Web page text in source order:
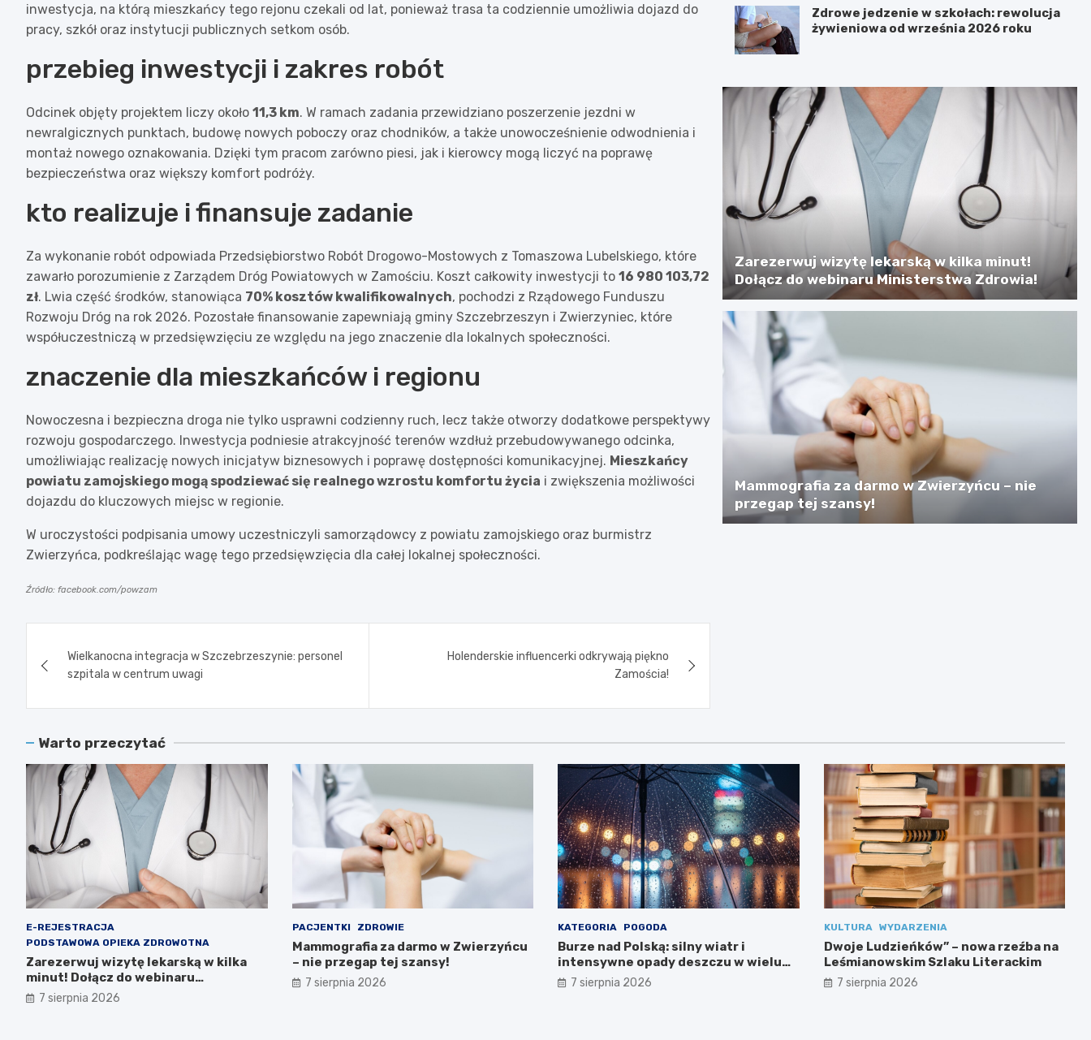
inwestycja, na którą mieszkańcy tego rejonu czekali od lat, ponieważ trasa ta codziennie umożliwia dojazd do
pracy, szkół oraz instytucji publicznych setkom osób.
przebieg inwestycji i zakres robót
Odcinek objęty projektem liczy około 11,3 km. W ramach zadania przewidziano poszerzenie jezdni w
newralgicznych punktach, budowę nowych poboczy oraz chodników, a także unowocześnienie odwodnienia i
montaż nowego oznakowania. Dzięki tym pracom zarówno piesi, jak i kierowcy mogą liczyć na poprawę
bezpieczeństwa oraz większy komfort podróży.
kto realizuje i finansuje zadanie
Za wykonanie robót odpowiada Przedsiębiorstwo Robót Drogowo-Mostowych z Tomaszowa Lubelskiego, które
zawarło porozumienie z Zarządem Dróg Powiatowych w Zamościu. Koszt całkowity inwestycji to 16 980 103,72
zł. Lwia część środków, stanowiąca 70% kosztów kwalifikowalnych, pochodzi z Rządowego Funduszu
Rozwoju Dróg na rok 2026. Pozostałe finansowanie zapewniają gminy Szczebrzeszyn i Zwierzyniec, które
współuczestniczą w przedsięwzięciu ze względu na jego znaczenie dla lokalnych społeczności.
znaczenie dla mieszkańców i regionu
Nowoczesna i bezpieczna droga nie tylko usprawni codzienny ruch, lecz także otworzy dodatkowe perspektywy
rozwoju gospodarczego. Inwestycja podniesie atrakcyjność terenów wzdłuż przebudowywanego odcinka,
umożliwiając realizację nowych inicjatyw biznesowych i poprawę dostępności komunikacyjnej. Mieszkańcy
powiatu zamojskiego mogą spodziewać się realnego wzrostu komfortu życia i zwiększenia możliwości
dojazdu do kluczowych miejsc w regionie.
W uroczystości podpisania umowy uczestniczyli samorządowcy z powiatu zamojskiego oraz burmistrz
Zwierzyńca, podkreślając wagę tego przedsięwzięcia dla całej lokalnej społeczności.
Źródło: facebook.com/powzam
wpisu
Wielkanocna integracja w Szczebrzeszynie: personel
szpitala w centrum uwagi
Holenderskie influencerki odkrywają piękno
Zamościa!
Zdrowe jedzenie w szkołach: rewolucja
żywieniowa od września 2026 roku
Zarezerwuj wizytę lekarską w kilka minut!
Dołącz do webinaru Ministerstwa Zdrowia!
Mammografia za darmo w Zwierzyńcu – nie
przegap tej szansy!
Warto przeczytać
E-REJESTRACJA
PODSTAWOWA OPIEKA ZDROWOTNA
Zarezerwuj wizytę lekarską w kilka
minut! Dołącz do webinaru
Ministerstwa Zdrowia!
7 sierpnia 2026
PACJENTKI ZDROWIE
Mammografia za darmo w Zwierzyńcu
– nie przegap tej szansy!
7 sierpnia 2026
KATEGORIA POGODA
Burze nad Polską: silny wiatr i
intensywne opady deszczu w wielu
regionach
7 sierpnia 2026
KULTURA WYDARZENIA
Dwoje Ludzieńków” – nowa rzeźba na
Leśmianowskim Szlaku Literackim
7 sierpnia 2026